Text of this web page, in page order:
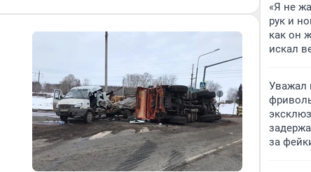
«Я не
рук и
как он
искал
Уважал
за